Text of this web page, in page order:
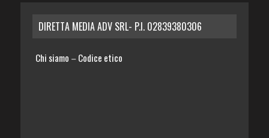
DIRETTA MEDIA ADV SRL- P.I. 02839380306
Chi siamo – Codice etico